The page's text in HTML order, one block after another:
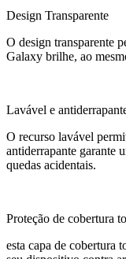
Design Transparente
O design transparente
Galaxy brilhe, ao
Lavável e
O recurso lavável
antiderrapante garante
quedas acidentais.
Proteção de cobertura
esta capa de cobertura